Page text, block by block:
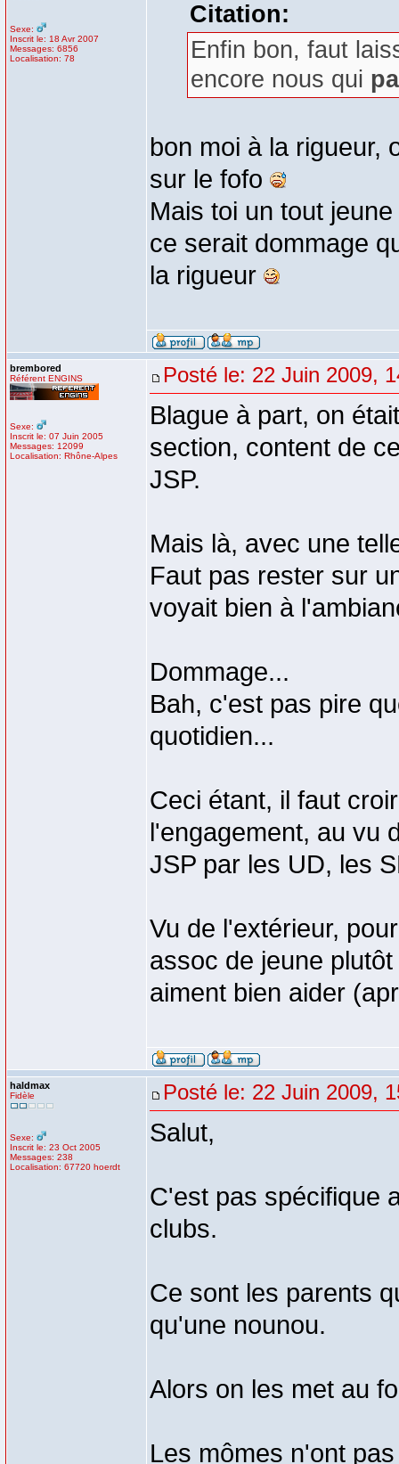
Sexe:
Inscrit le: 18 Avr 2007
Messages: 6856
Localisation: 78
Citation:
Enfin bon, faut
encore nous qui
bon moi à la rigueur,
sur le fofo
Mais toi un tout
ce serait dommage
la rigueur
brembored
Référent ENGINS
Sexe:
Inscrit le: 07 Juin 2005
Messages: 12099
Localisation: Rhône-Alpes
Posté le: 22 Juin 2009,
Blague à part, on
section, content de
JSP.
Mais là, avec une
Faut pas rester sur
voyait bien à
Dommage...
Bah, c'est pas pire
quotidien...
Ceci étant, il faut
l'engagement, au vu
JSP par les UD, les
Vu de l'extérieur,
assoc de jeune
aiment bien aider
haldmax
Fidèle
Sexe:
Inscrit le: 23 Oct 2005
Messages: 238
Localisation: 67720 hoerdt
Posté le: 22 Juin 2009,
Salut,
C'est pas spécifique
clubs.
Ce sont les parents
qu'une nounou.
Alors on les met au
Les mômes n'ont